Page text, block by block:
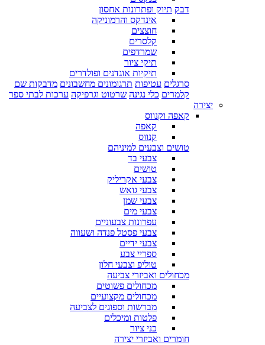
דבק תיוק ופתרונות אחסון
אינדקס והרמוניקה
חוצצים
קלסרים
שמרדפים
תיקי ציור
תיקיות אוגדנים ופולדרים
סרגלים עטיפות תרגומונים מחשבונים מדבקות שם
קלמרים כלי נגינה שרטוט וגרפיקה ערכות לבתי ספר
יצירה
קאפה וקנווס
קאפה
קנווס
טושים וצבעים למיניהם
צבעי בד
טושים
צבעי אקריליק
צבעי גואש
צבעי שמן
צבעי מים
עפרונות צבעוניים
צבעי פסטל פנדה ושעווה
צבעי ידיים
ספריי צבע
טוליפ וצבעי חלון
מכחולים ואביזרי צביעה
מכחולים פשוטים
מכחולים מקצועיים
מברשות וספוגים לצביעה
פלטות ומיכלים
כני ציור
חומרים ואביזרי יצירה